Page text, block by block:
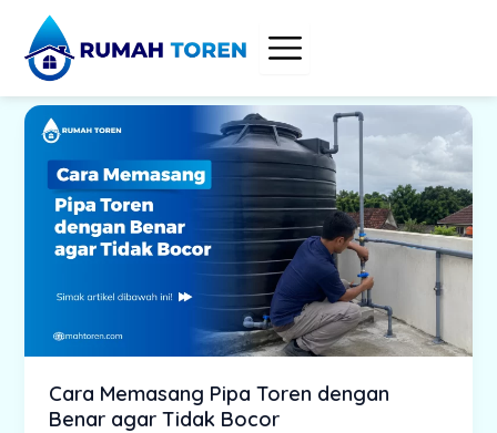
content
Cara Memasang Pipa Toren dengan
Benar agar Tidak Bocor